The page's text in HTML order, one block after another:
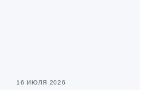
16 ИЮЛЯ 2026